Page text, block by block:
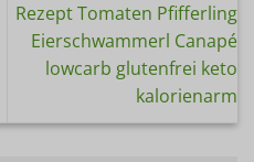
Rezept Tomaten Pfifferling
Eierschwammerl Canapé
lowcarb glutenfrei keto
kalorienarm